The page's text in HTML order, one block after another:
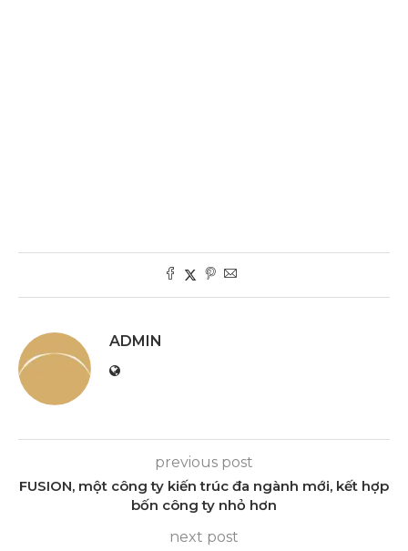
ADMIN
previous post
FUSION, một công ty kiến ​​trúc đa ngành mới, kết hợp
bốn công ty nhỏ hơn
next post